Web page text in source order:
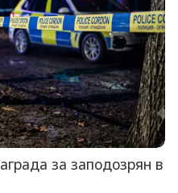
за заподозрян в